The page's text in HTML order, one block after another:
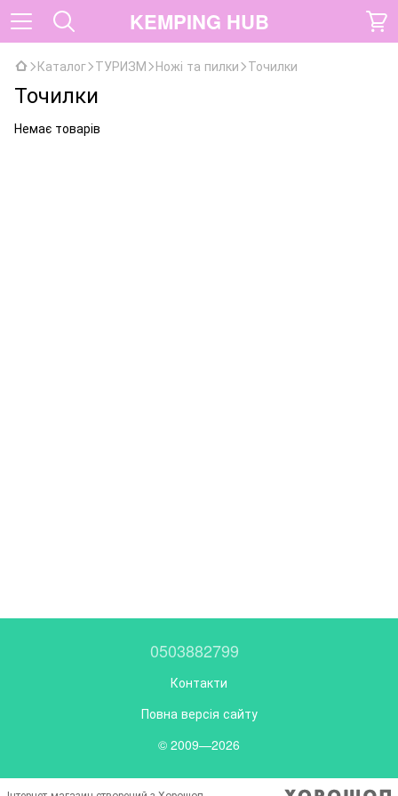
KEMPING HUB
Каталог ТУРИЗМ Ножі та пилки Точилки
Точилки
Немає товарів
0503882799
Контакти
Повна версія сайту
© 2009—2026